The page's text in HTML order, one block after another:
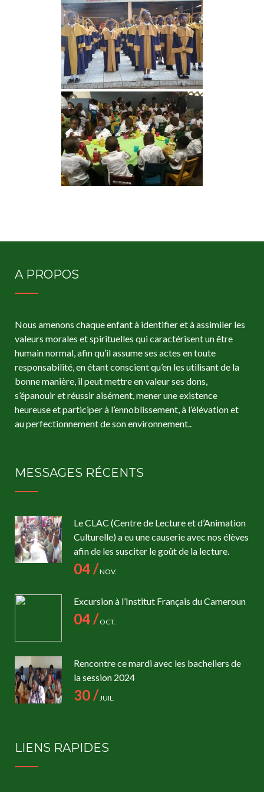
A PROPOS
Nous amenons chaque enfant à identifier et à assimiler les
valeurs morales et spirituelles qui caractérisent un être
humain normal, afin qu’il assume ses actes en toute
responsabilité, en étant conscient qu’en les utilisant de la
bonne manière, il peut mettre en valeur ses dons,
s’épanouir et réussir aisément, mener une existence
heureuse et participer à l’ennoblissement, à l’élévation et
au perfectionnement de son environnement..
MESSAGES RÉCENTS
Le CLAC (Centre de Lecture et d’Animation
Culturelle) a eu une causerie avec nos élèves
afin de les susciter le goût de la lecture.
04 /NOV.
Excursion à l’Institut Français du Cameroun
04 / OCT.
Rencontre ce mardi avec les bacheliers de
la session 2024
30 /JUIL.
LIENS RAPIDES